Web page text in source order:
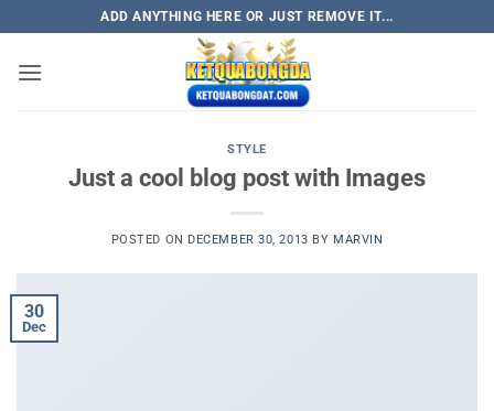
to
content
ADD ANYTHING HERE OR JUST REMOVE IT...
STYLE
Just a cool blog post with Images
POSTED ON DECEMBER 30, 2013 BY MARVIN
30
Dec